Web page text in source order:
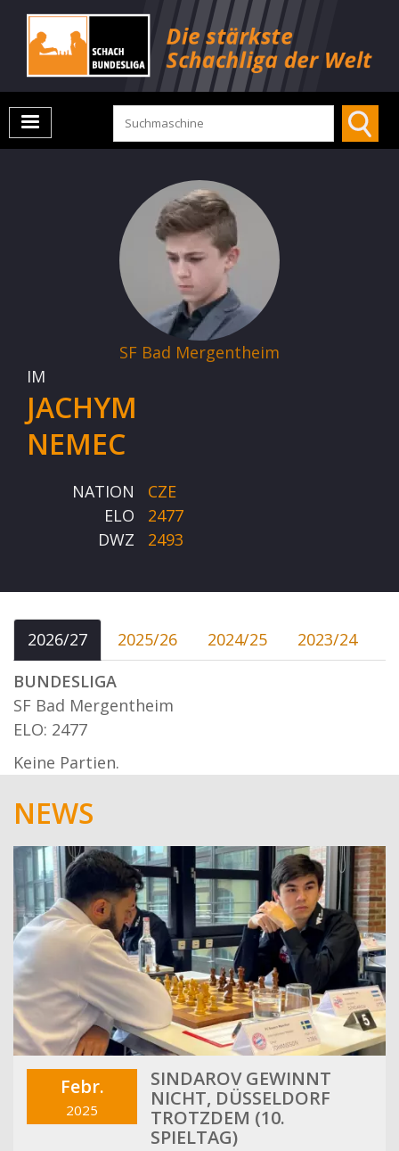
SF Bad Mergentheim
IM
JACHYM
NEMEC
NATION
CZE
ELO
2477
DWZ
2493
2026/27 2025/26 2024/25
2023/24
BUNDESLIGA
SF Bad Mergentheim
ELO: 2477
Keine Partien.
NEWS
Febr.
2025
SINDAROV GEWINNT
NICHT, DÜSSELDORF
TROTZDEM (10.
SPIELTAG)